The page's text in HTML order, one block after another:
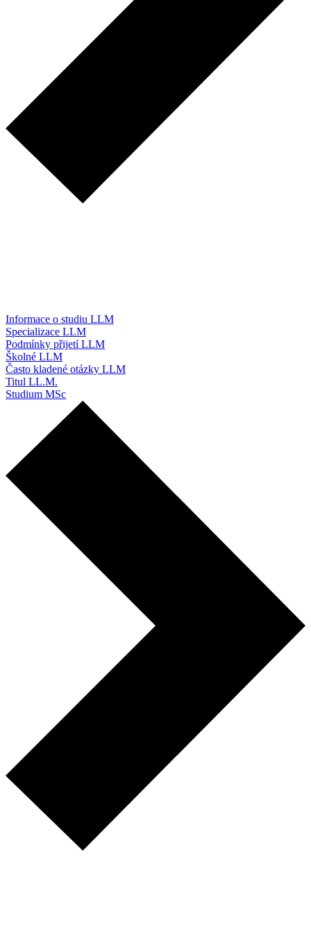
Informace o studiu LLM
Specializace LLM
Podmínky přijetí LLM
Školné LLM
Často kladené otázky LLM
Titul LL.M.
Studium MSc